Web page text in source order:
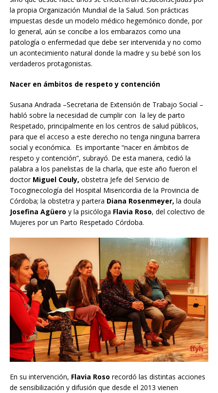
la propia Organización Mundial de la Salud. Son prácticas
impuestas desde un modelo médico hegemónico donde, por
lo general, aún se concibe a los embarazos como una
patología o enfermedad que debe ser intervenida y no como
un acontecimiento natural donde la madre y su bebé son los
verdaderos protagonistas.
Nacer en ámbitos de respeto y contención
Susana Andrada –Secretaria de Extensión de Trabajo Social –
habló sobre la necesidad de cumplir con la ley de parto
Respetado, principalmente en los centros de salud públicos,
para que el acceso a este derecho no tenga ninguna barrera
social y económica. Es importante “nacer en ámbitos de
respeto y contención”, subrayó. De esta manera, cedió la
palabra a los panelistas de la charla, que este año fueron el
doctor Miguel Couly, obstetra Jefe del Servicio de
Tocoginecología del Hospital Misericordia de la Provincia de
Córdoba; la obstetra y partera Diana Rosenmeyer, la doula
Josefina Agüero y la psicóloga Flavia Roso, del colectivo de
Mujeres por un Parto Respetado Córdoba.
En su intervención, Flavia Roso recordó las distintas acciones
de sensibilización y difusión que desde el 2013 vienen